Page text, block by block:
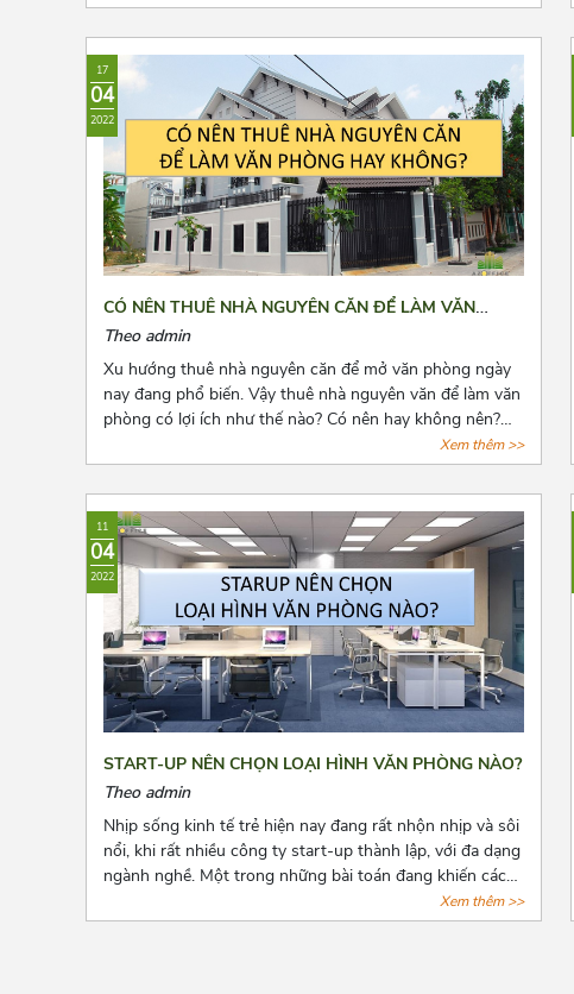
sở hạ tầng tốt thật sự khiến các chủ doanh nghiệp cân
nhắc lựa chọn rất nhiều. Bài viết này, Azoffice sẽ chia sẻ
cho các bạn top những tòa nhà cho thuê giá rẻ gần cầu
vượt 3/2 quận 10.
17
04
2022
CÓ NÊN THUÊ NHÀ NGUYÊN CĂN ĐỂ LÀM VĂN
PHÒNG HAY KHÔNG?
Theo admin
Xu hướng thuê nhà nguyên căn để mở văn phòng ngày
nay đang phổ biến. Vậy thuê nhà nguyên văn để làm văn
phòng có lợi ích như thế nào? Có nên hay không nên?
Cùng Azoffice tìm câu trả lời các câu hỏi này qua bài viết
dưới đây nhé!
Xem thêm >>
11
04
2022
START-UP NÊN CHỌN LOẠI HÌNH VĂN PHÒNG NÀO?
Theo admin
Nhịp sống kinh tế trẻ hiện nay đang rất nhộn nhịp và sôi
nổi, khi rất nhiều công ty start-up thành lập, với đa dạng
ngành nghề. Một trong những bài toán đang khiến các
start-up đau đầu là chọn lựa một văn phòng sao cho
phù hợp với mức vốn ban đầu còn hạn hẹp. Và bài viết
Xem thêm >>